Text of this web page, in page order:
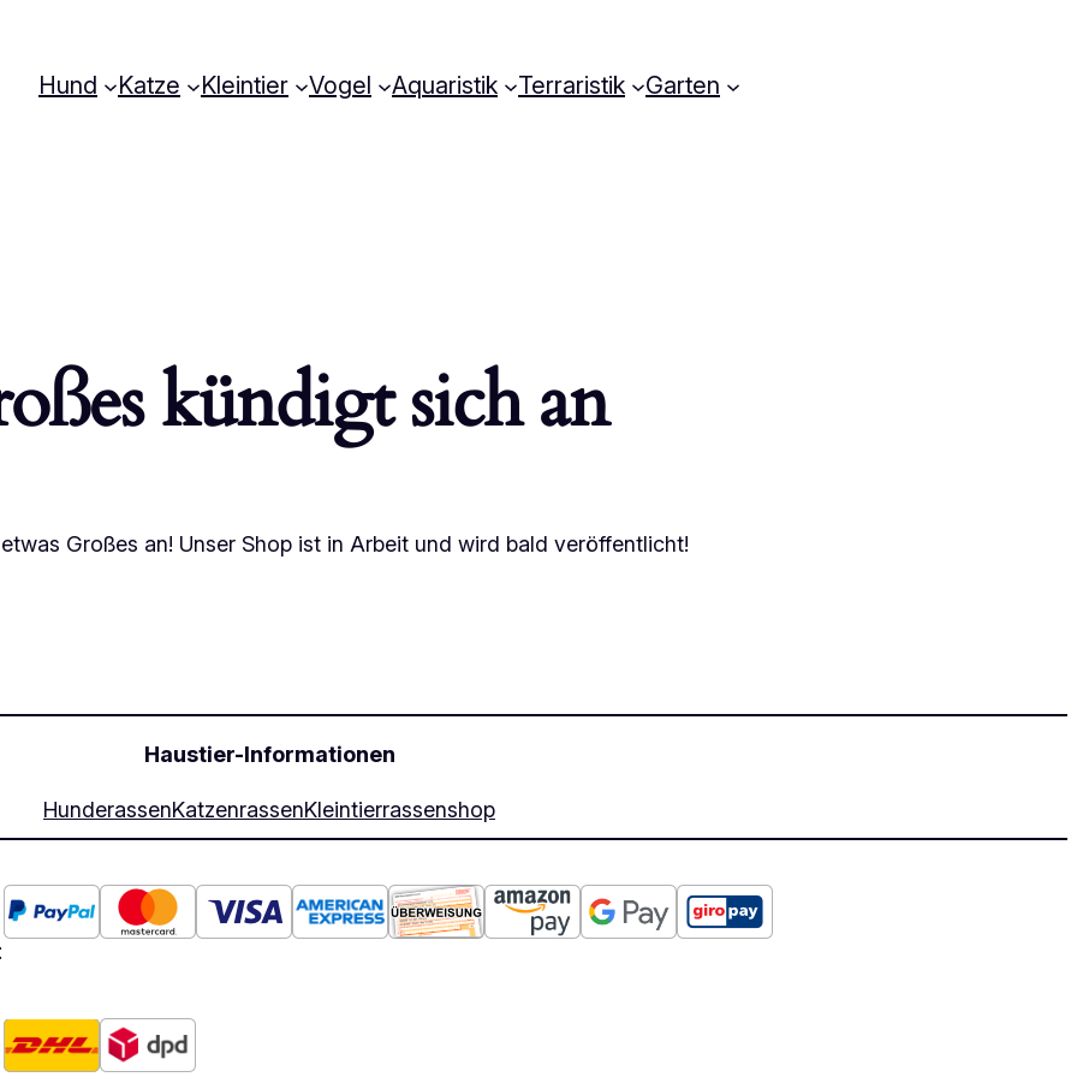
Hund Katze Kleintier Vogel Aquaristik Terraristik Garten
kündigt sich an
Großes an! Unser Shop ist in Arbeit und wird bald veröffentlicht!
Haustier-Informationen
HunderassenKatzenrassenKleintierrassenshop